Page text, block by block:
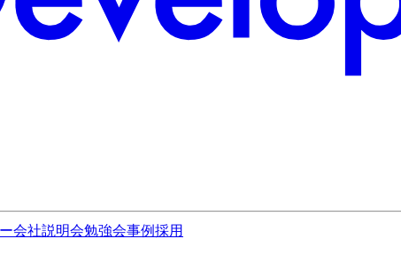
会社説明会勉強会事例採用